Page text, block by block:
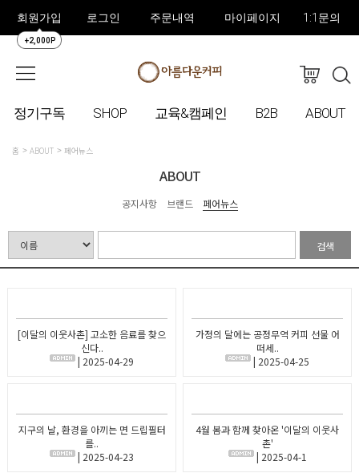
회원가입
+2,000P
로그인 주문내역 마이페이지 1:1문의
정기구독 SHOP 교육&캠페인 B2B ABOUT
홈 ABOUT 페어뉴스
ABOUT
공지사항 브랜드 페어뉴스
검색
[이달의 이웃사촌] 고소한 음료를 찾으
신다..
| 2025-04-29
가정의 달에는 공정무역 커피 선물 어
떠세..
| 2025-04-25
지구의 날, 환경을 아끼는 면 드립필터
를..
| 2025-04-23
4월 봄과 함께 찾아온 '이달의 이웃사
촌'
| 2025-04-1